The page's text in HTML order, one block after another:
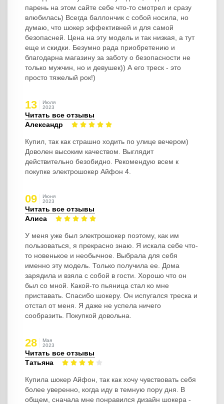
парень на этом сайте себе что-то смотрел и сразу
влюбилась) Всегда баллончик с собой носила, но
думаю, что шокер эффективней и для самой
безопасней. Цена на эту модель и так низкая, а тут
еще и скидки. Безумно рада приобретению и
благодарна магазину за заботу о безопасности не
только мужчин, но и девушек)) А его треск - это
просто тяжелый рок!)
13
Июля
2023
Читать все отзывы
Александр
Купил, так как страшно ходить по улице вечером)
Доволен высоким качеством. Выглядит
действительно безобидно. Рекомендую всем к
покупке электрошокер Айфон 4.
09
Июня
2023
Читать все отзывы
Алиса
У меня уже был электрошокер поэтому, как им
пользоваться, я прекрасно знаю. Я искала себе что-
то новенькое и необычное. Выбрала для себя
именно эту модель. Только получила ее. Дома
зарядила и взяла с собой в гости. Хорошо что он
был со мной. Какой-то пьяница стал ко мне
приставать. Спасибо шокеру. Он испугался треска и
отстал от меня. Я даже не успела ничего
сообразить. Покупкой довольна.
28
Мая
2023
Читать все отзывы
Татьяна
Купила шокер Айфон, так как хочу чувствовать себя
более уверенно, когда иду в темную пору дня. В
общем, сначала мне понравился дизайн шокера -